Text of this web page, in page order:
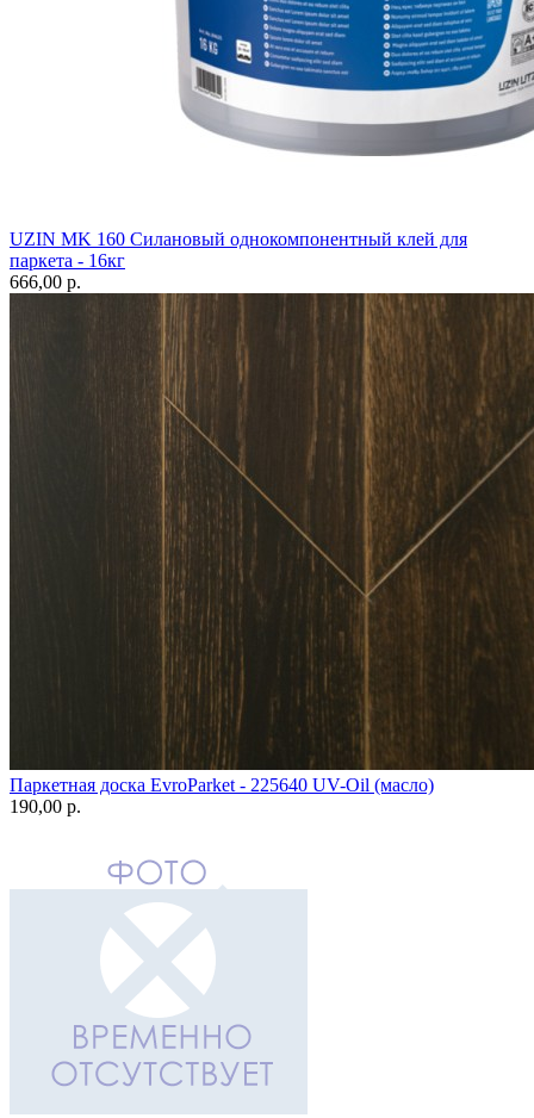
UZIN MK 160 Силановый однокомпонентный клей для
паркета - 16кг
666,00 p.
Паркетная доска EvroParket - 225640 UV-Oil (масло)
190,00 p.